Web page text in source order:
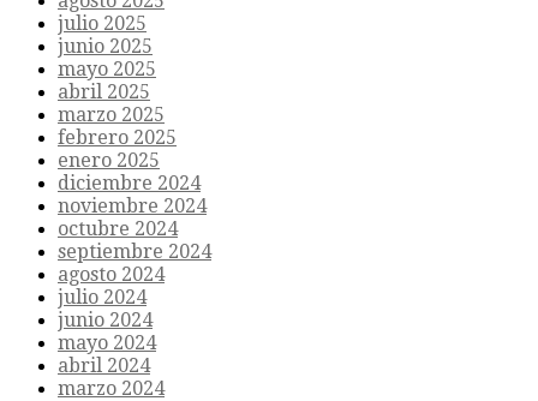
julio 2025
junio 2025
mayo 2025
abril 2025
marzo 2025
febrero 2025
enero 2025
diciembre 2024
noviembre 2024
octubre 2024
septiembre 2024
agosto 2024
julio 2024
junio 2024
mayo 2024
abril 2024
marzo 2024